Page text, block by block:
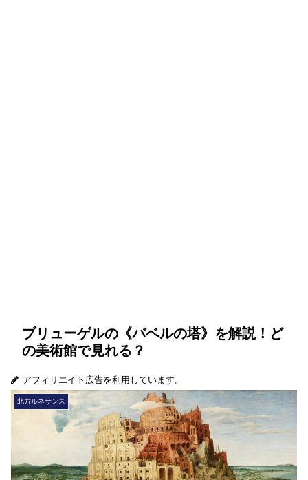
ブリューゲルの《バベルの塔》を解説！ど
の美術館で見れる？
アフィリエイト広告を利用しています。
北方ルネサンス